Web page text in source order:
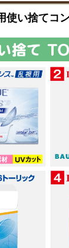
使い捨てコ